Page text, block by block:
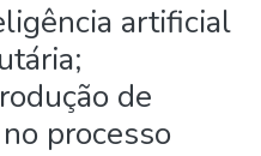
artificial
de
processo